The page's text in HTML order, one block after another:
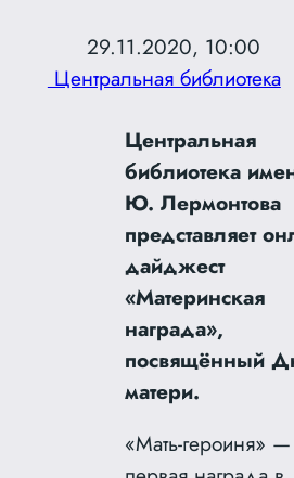
29.11.2020, 10:00
Центральная библиотека
Центральная
библиотека
Ю. Лермонтова
представляет
дайджест
«Материнская
награда»,
посвящённый
матери.
«Мать-героиня» —